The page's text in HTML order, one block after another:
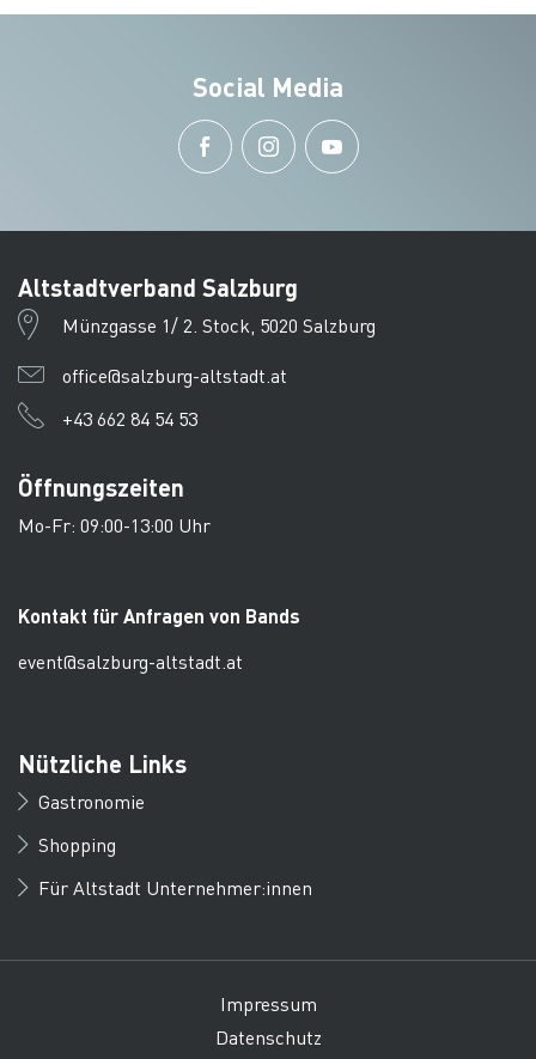
Social Media
Altstadtverband Salzburg
Münzgasse 1/ 2. Stock, 5020 Salzburg
office@salzburg-altstadt.at
+43 662 84 54 53
Öffnungszeiten
Mo-Fr: 09:00-13:00 Uhr
Kontakt für Anfragen von Bands
event@salzburg-altstadt.at
Nützliche Links
Gastronomie
Shopping
Für Altstadt Unternehmer:innen
Impressum
Datenschutz